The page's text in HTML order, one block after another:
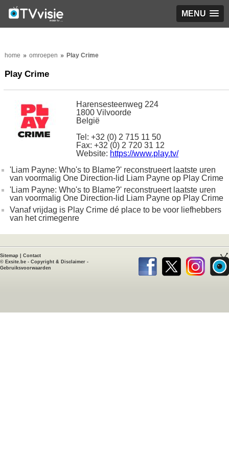
MENU
home omroepen Play Crime
Play Crime
Harensesteenweg 224
1800 Vilvoorde
België
Tel: +32 (0) 2 715 11 50
Fax: +32 (0) 2 720 31 12
Website: https://www.play.tv/
'Liam Payne: Who's to Blame?' reconstrueert laatste uren
van voormalig One Direction-lid Liam Payne op Play Crime
'Liam Payne: Who's to Blame?' reconstrueert laatste uren
van voormalig One Direction-lid Liam Payne op Play Crime
Vanaf vrijdag is Play Crime dé place to be voor liefhebbers
van het crimegenre
Sitemap
Contact
© Exsite.be - Copyright & Disclaimer -
Gebruiksvoorwaarden